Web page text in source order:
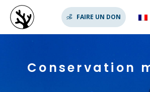
FAIRE UN DON
Conservation